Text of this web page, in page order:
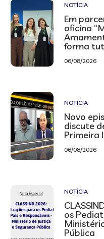
NOTÍCIA
Em
oficina
forma
06/08/2026
NOTÍCIA
Novo
discute
Primeira
06/08/2026
NOTÍCIA
os
Pública